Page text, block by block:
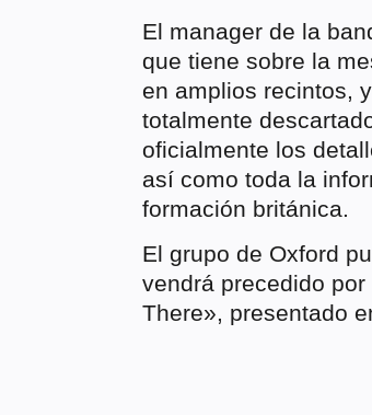
El manager de la
que tiene sobre la
en amplios recintos,
totalmente
oficialmente los
así como toda la
formación británica.
El grupo de Oxford
vendrá precedido
There», presentado